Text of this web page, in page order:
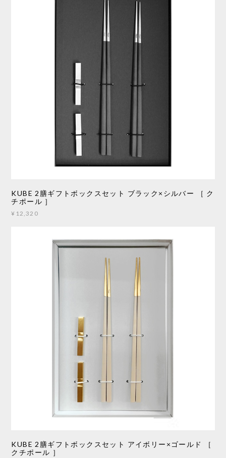
KUBE 2膳ギフトボックスセット ブラック×シルバー ［ ク
チポール ］
¥12,320
KUBE 2膳ギフトボックスセット アイボリー×ゴールド ［
クチポール ］